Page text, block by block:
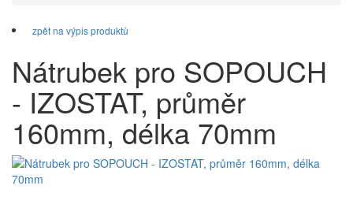
zpět na výpis produktů
Nátrubek pro SOPOUCH
- IZOSTAT, průměr
160mm, délka 70mm